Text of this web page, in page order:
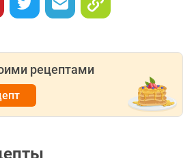
рецептами